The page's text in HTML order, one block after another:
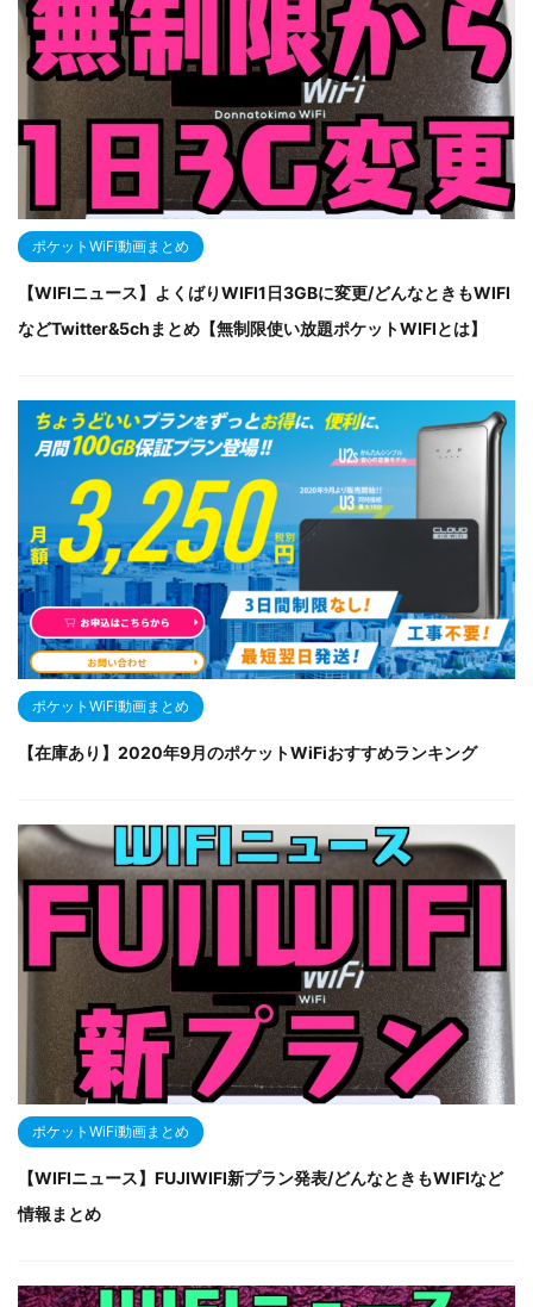
ポケットWiFi動画まとめ
【WIFIニュース】よくばりWIFI1日3GBに変更/どんなときもWIFI
などTwitter&5chまとめ【無制限使い放題ポケットWIFIとは】
ポケットWiFi動画まとめ
【在庫あり】2020年9月のポケットWiFiおすすめランキング
ポケットWiFi動画まとめ
【WIFIニュース】FUJIWIFI新プラン発表/どんなときもWIFIなど
情報まとめ